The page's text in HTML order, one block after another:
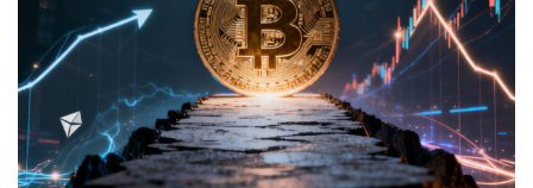
ქართული
polski
vietnamese